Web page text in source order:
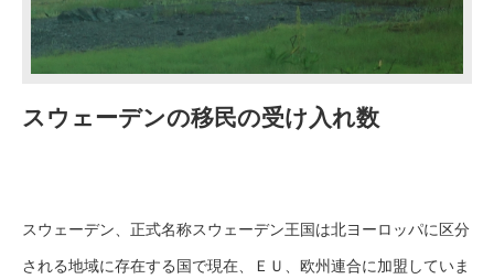
スウェーデンの移民の受け入れ数
スウェーデン、正式名称スウェーデン王国は北ヨーロッパに区分
される地域に存在する国で現在、ＥＵ、欧州連合に加盟していま